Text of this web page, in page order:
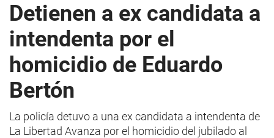
Detienen a ex candidata a
intendenta por el
homicidio de Eduardo
Bertón
La policía detuvo a una ex candidata a intendenta de
La Libertad Avanza por el homicidio del jubilado al